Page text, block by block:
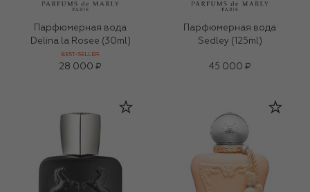
Парфюмерная вода
Delina la Rosee (30ml)
BEST-SELLER
28 000 ₽
Парфюмерная вода
Sedley (125ml)
45 000 ₽